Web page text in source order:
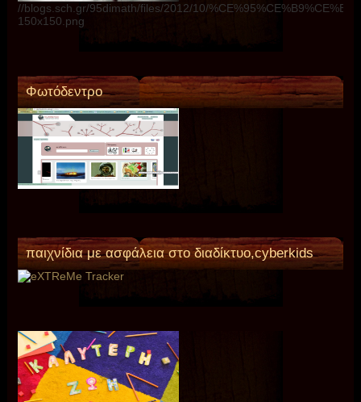
//blogs.sch.gr/95dimath/files/2012/10/
150x150.png
Φωτόδεντρο
παιχνίδια με ασφάλεια στο διαδίκτυο,cyberkids